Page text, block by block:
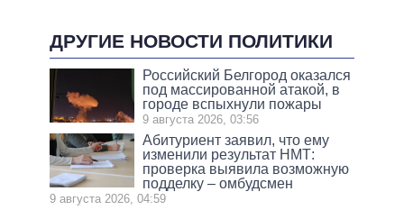
ДРУГИЕ НОВОСТИ ПОЛИТИКИ
Российский Белгород оказался
под массированной атакой, в
городе вспыхнули пожары
9 августа 2026, 03:56
Абитуриент заявил, что ему
изменили результат НМТ:
проверка выявила возможную
подделку – омбудсмен
9 августа 2026, 04:59